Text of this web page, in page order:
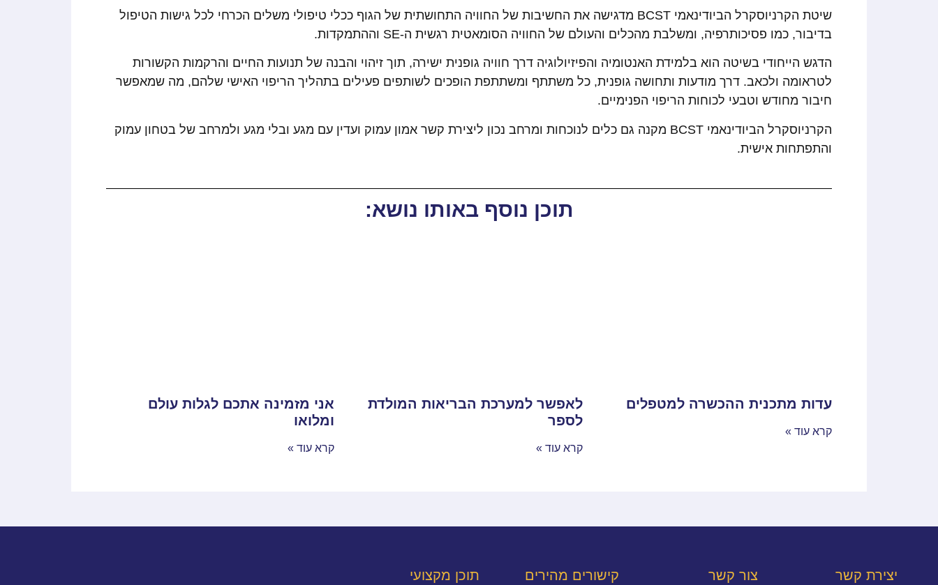
שיטת הקרניוסקרל הביודינאמי BCST מדגישה את החשיבות של החוויה התחושתית של הגוף ככלי טיפולי משלים הכרחי לכל גישות הטיפול
בדיבור, כמו פסיכותרפיה, ומשלבת מהכלים והעולם של החוויה הסומאטית רגשית ה-SE וההתמקדות.
הדגש הייחודי בשיטה הוא בלמידת האנטומיה והפיזיולוגיה דרך חוויה גופנית ישירה, תוך זיהוי והבנה של תנועות החיים והרקמות הקשורות
לטראומה ולכאב. דרך מודעות ותחושה גופנית, כל משתתף ומשתתפת הופכים לשותפים פעילים בתהליך הריפוי האישי שלהם, מה שמאפשר
חיבור מחודש וטבעי לכוחות הריפוי הפנימיים.
הקרניוסקרל הביודינאמי BCST מקנה גם כלים לנוכחות ומרחב נכון ליצירת קשר אמון עמוק ועדין עם מגע ובלי מגע ולמרחב של בטחון עמוק
והתפתחות אישית.
תוכן נוסף באותו נושא:
עדות מתכנית ההכשרה למטפלים
קרא עוד »
לאפשר למערכת הבריאות המולדת
לספר
קרא עוד »
אני מזמינה אתכם לגלות עולם
ומלואו
קרא עוד »
תוכן מקצועי קישורים מהירים צור קשר יצירת קשר